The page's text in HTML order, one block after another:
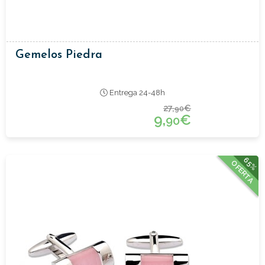
Gemelos Piedra
Entrega 24-48h
27,90€
9,90€
65%
OFERTA